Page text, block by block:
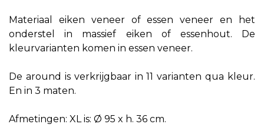
Materiaal eiken veneer of essen veneer en het
onderstel in massief eiken of essenhout. De
kleurvarianten komen in essen veneer.
De around is verkrijgbaar in 11 varianten qua kleur.
En in 3 maten.
Afmetingen: XL is: Ø 95 x h. 36 cm.